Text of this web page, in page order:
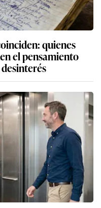
quienes
el pensamiento